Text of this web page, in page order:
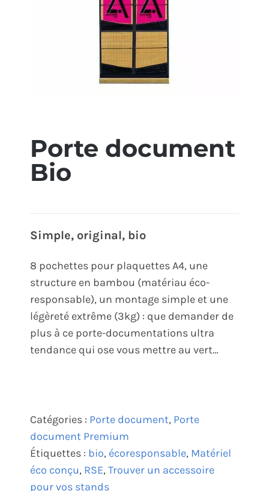
ÉCO-RESPONSABLE
Porte document
Bio
Simple, original, bio
8 pochettes pour plaquettes A4, une
structure en bambou (matériau éco-
responsable), un montage simple et une
légèreté extrême (3kg) : que demander de
plus à ce porte-documentations ultra
tendance qui ose vous mettre au vert…
Catégories : Porte document, Porte
document Premium
Étiquettes : bio, écoresponsable, Matériel
éco conçu, RSE,Trouver un accessoire
pour vos stands